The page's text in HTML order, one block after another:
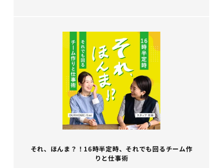
それ、ほんま？！16時半定時、それでも回るチーム作
りと仕事術